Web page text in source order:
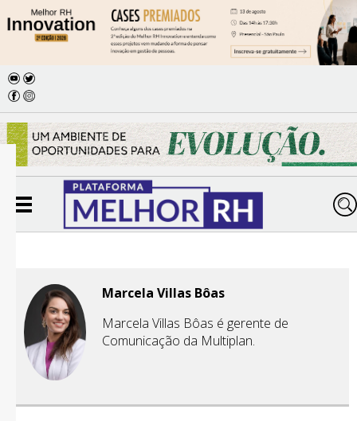
Marcela Villas Bôas
Marcela Villas Bôas é gerente de
Comunicação da Multiplan.